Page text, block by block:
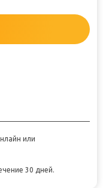
или
30 дней.